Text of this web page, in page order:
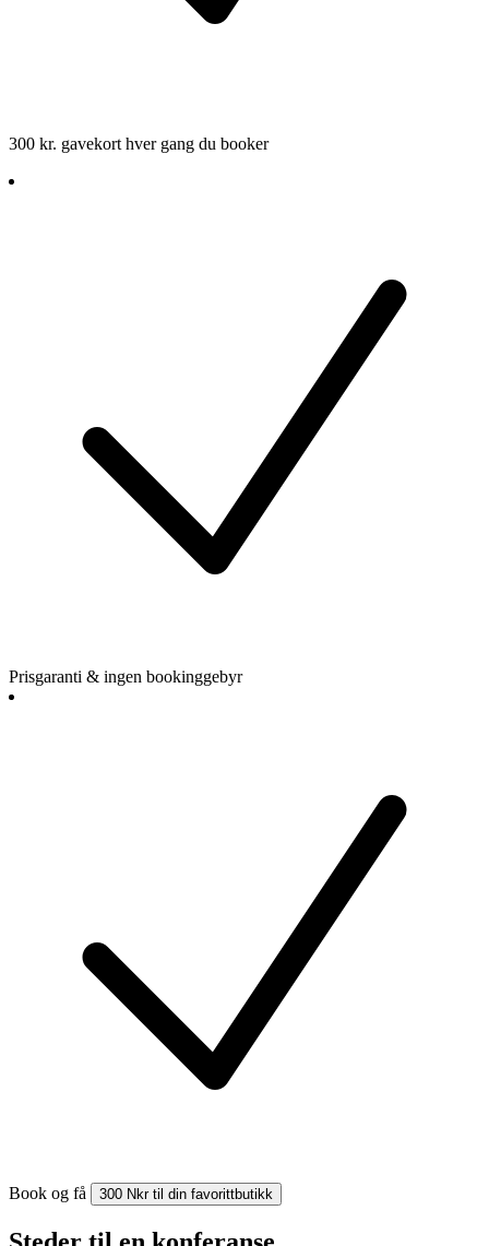
300 kr. gavekort hver gang du booker
Prisgaranti & ingen bookinggebyr
Book og få 300 Nkr til din favorittbutikk